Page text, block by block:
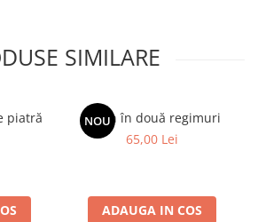
SIMILARE
piatră
NOU
Spion în două regimuri
65,00 Lei
ADAUGA IN COS